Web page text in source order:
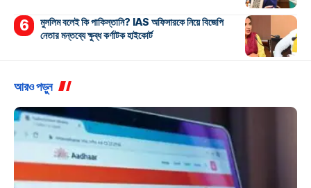
মুসলিম বলেই কি পাকিস্তানি? IAS অফিসারকে নিয়ে বিজেপি
নেতার মন্তব্যে ক্ষুব্ধ কর্ণাটক হাইকোর্ট
আরও পড়ুন